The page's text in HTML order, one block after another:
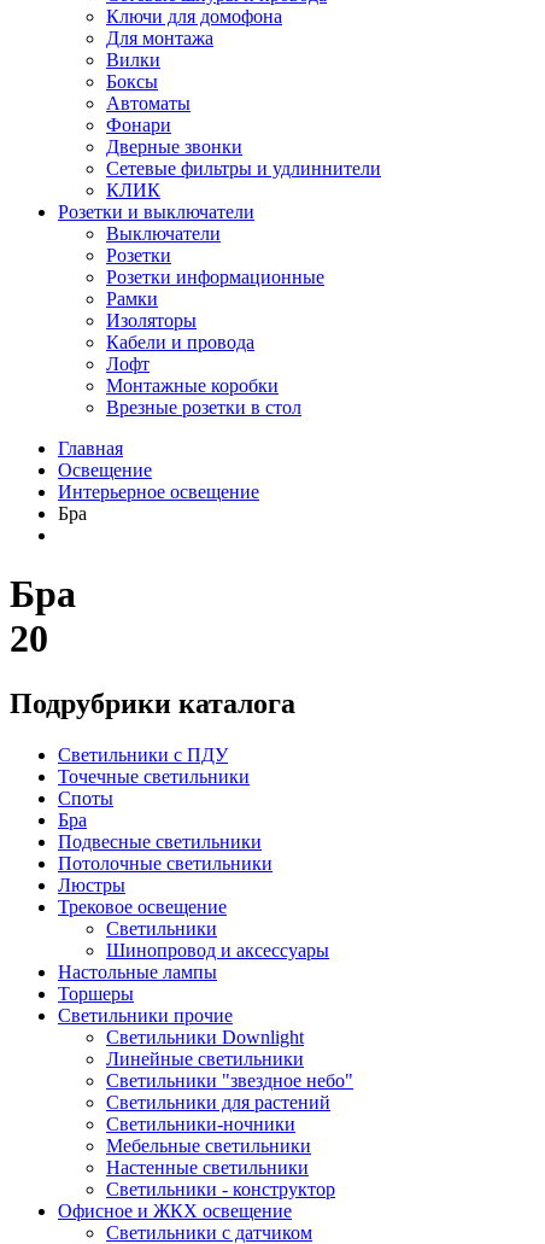
Ключи для домофона
Для монтажа
Вилки
Боксы
Автоматы
Фонари
Дверные звонки
Сетевые фильтры и удлиннители
КЛИК
Розетки и выключатели
Выключатели
Розетки
Розетки информационные
Рамки
Изоляторы
Кабели и провода
Лофт
Монтажные коробки
Врезные розетки в стол
Главная
Освещение
Интерьерное освещение
Бра
Бра
20
Подрубрики каталога
Светильники с ПДУ
Точечные светильники
Споты
Бра
Подвесные светильники
Потолочные светильники
Люстры
Трековое освещение
Светильники
Шинопровод и аксессуары
Настольные лампы
Торшеры
Светильники прочие
Cветильники Downlight
Линейные светильники
Светильники "звездное небо"
Светильники для растений
Светильники-ночники
Мебельные светильники
Настенные светильники
Светильники - конструктор
Офисное и ЖКХ освещение
Светильники с датчиком